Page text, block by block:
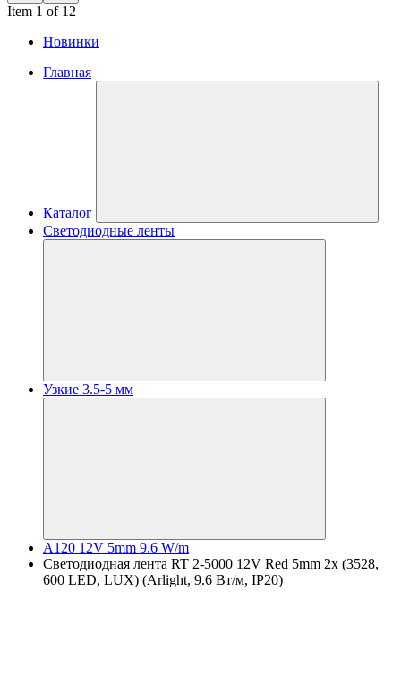
Item 1 of 12
Новинки
Главная
Каталог
Светодиодные ленты
Узкие 3.5-5 мм
A120 12V 5mm 9.6 W/m
Светодиодная лента RT 2-5000 12V Red 5mm 2x (3528,
600 LED, LUX) (Arlight, 9.6 Вт/м, IP20)